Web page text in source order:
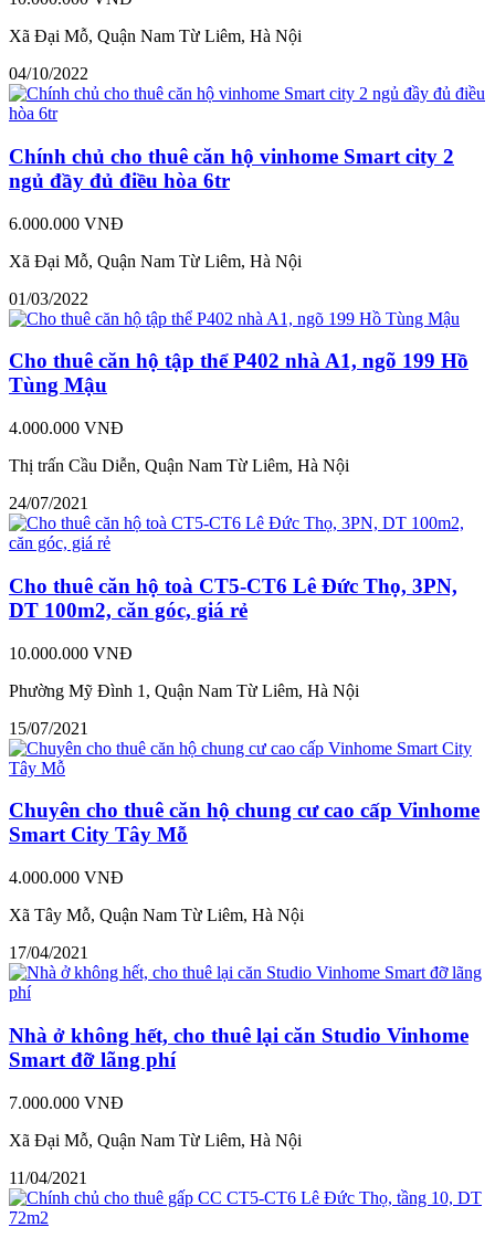
Xã Đại Mỗ, Quận Nam Từ Liêm, Hà Nội
04/10/2022
Chính chủ cho thuê căn hộ vinhome Smart city 2
ngủ đầy đủ điều hòa 6tr
6.000.000 VNĐ
Xã Đại Mỗ, Quận Nam Từ Liêm, Hà Nội
01/03/2022
Cho thuê căn hộ tập thể P402 nhà A1, ngõ 199 Hồ
Tùng Mậu
4.000.000 VNĐ
Thị trấn Cầu Diễn, Quận Nam Từ Liêm, Hà Nội
24/07/2021
Cho thuê căn hộ toà CT5-CT6 Lê Đức Thọ, 3PN,
DT 100m2, căn góc, giá rẻ
10.000.000 VNĐ
Phường Mỹ Đình 1, Quận Nam Từ Liêm, Hà Nội
15/07/2021
Chuyên cho thuê căn hộ chung cư cao cấp Vinhome
Smart City Tây Mỗ
4.000.000 VNĐ
Xã Tây Mỗ, Quận Nam Từ Liêm, Hà Nội
17/04/2021
Nhà ở không hết, cho thuê lại căn Studio Vinhome
Smart đỡ lãng phí
7.000.000 VNĐ
Xã Đại Mỗ, Quận Nam Từ Liêm, Hà Nội
11/04/2021